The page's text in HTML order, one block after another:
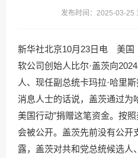
发布时间：2025-03-
新华社北京10月23日电 美国
软公司创始人比尔·盖茨向
人、现任副总统卡玛拉·哈里
消息人士的话说，盖茨通过为
美国行动”捐赠这笔资金。按
会被公开。盖茨先前没有公开
露，盖茨对共和党总统候选人